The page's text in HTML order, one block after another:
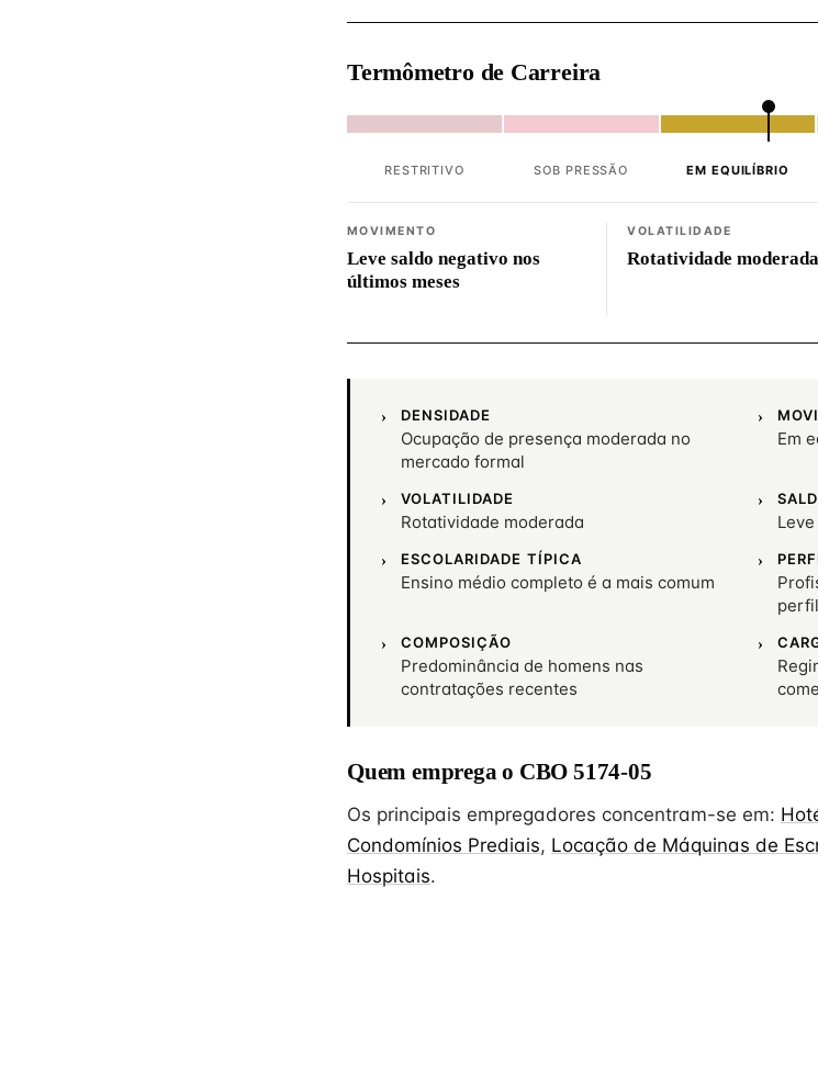
Termômetro de Carreira
RESTRITIVO SOB PRESSÃO EM EQUILÍBRIO
MOVIMENTO
Leve saldo negativo nos
últimos meses
VOLATILIDADE
Rotatividade moderada
DENSIDADE
Ocupação de presença moderada no
mercado formal
Em
VOLATILIDADE
Rotatividade moderada
ESCOLARIDADE TÍPICA
Ensino médio completo é a mais comum
COMPOSIÇÃO
Predominância de homens nas
contratações recentes
Quem emprega o CBO 5174-05
Os principais empregadores concentram-se em:
Condomínios Prediais, Locação de Máquinas de
Hospitais.